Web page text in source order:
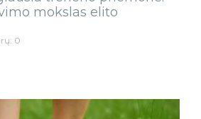
mokslas elito
0